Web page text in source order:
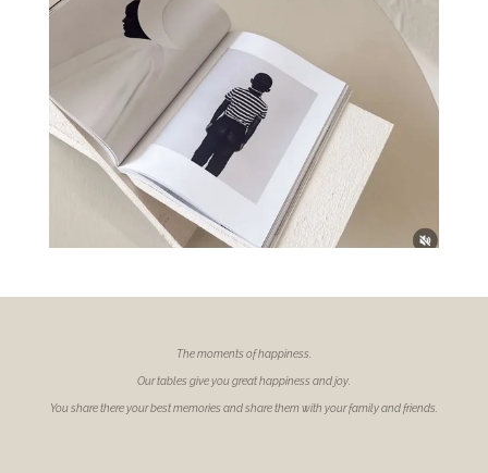
The moments ofhappiness.
Our tables give you great happiness and joy.
You share there your best memories and share them with your family and friends.